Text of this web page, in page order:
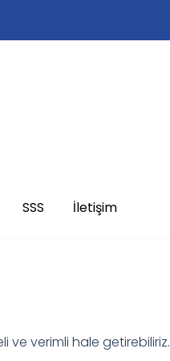
SSS İletişim
ve verimli hale getirebiliriz.